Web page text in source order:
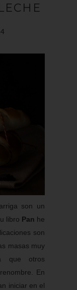
son un
libro Pan he
son
masas muy
que otros
En
iniciar en el